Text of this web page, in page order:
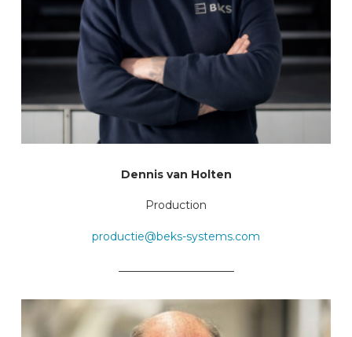
Dennis van Holten
Production
productie@beks-systems.com